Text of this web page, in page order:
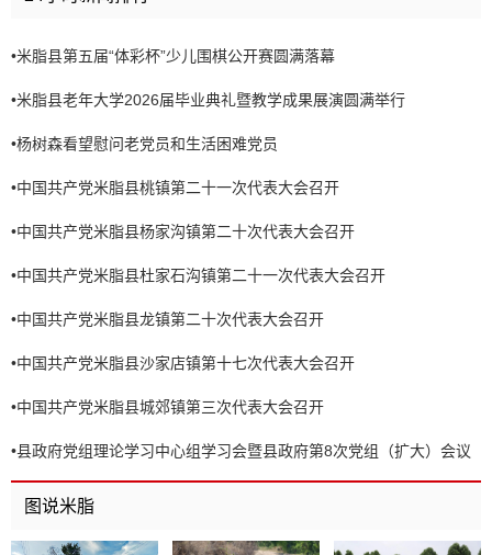
•米脂县第五届“体彩杯”少儿围棋公开赛圆满落幕
•米脂县老年大学2026届毕业典礼暨教学成果展演圆满举行
•杨树森看望慰问老党员和生活困难党员
•中国共产党米脂县桃镇第二十一次代表大会召开
•中国共产党米脂县杨家沟镇第二十次代表大会召开
•中国共产党米脂县杜家石沟镇第二十一次代表大会召开
•中国共产党米脂县龙镇第二十次代表大会召开
•中国共产党米脂县沙家店镇第十七次代表大会召开
•中国共产党米脂县城郊镇第三次代表大会召开
•县政府党组理论学习中心组学习会暨县政府第8次党组（扩大）会议
召开
图说米脂